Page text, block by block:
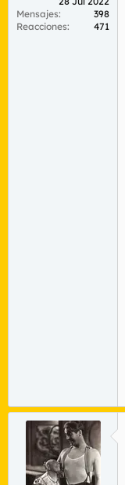
Mensajes
398
Reacciones
471